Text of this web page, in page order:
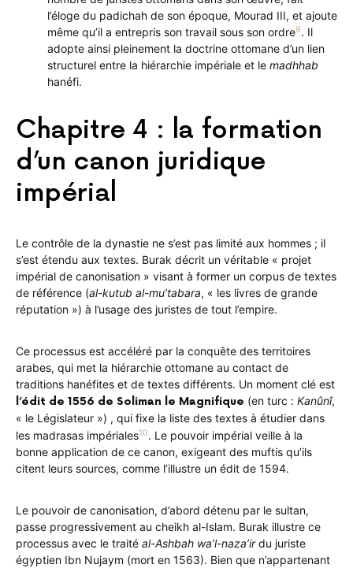
l’éloge du padichah de son époque, Mourad III, et ajoute
même qu’il a entrepris son travail sous son ordre9. Il
adopte ainsi pleinement la doctrine ottomane d’un lien
structurel entre la hiérarchie impériale et le madhhab
hanéfi.
Chapitre 4 : la formation
d’un canon juridique
impérial
Le contrôle de la dynastie ne s’est pas limité aux hommes ; il
s’est étendu aux textes. Burak décrit un véritable « projet
impérial de canonisation » visant à former un corpus de textes
de référence (al-kutub al-mu’tabara, « les livres de grande
réputation ») à l’usage des juristes de tout l’empire.
Ce processus est accéléré par la conquête des territoires
arabes, qui met la hiérarchie ottomane au contact de
traditions hanéfites et de textes différents. Un moment clé est
l’édit de 1556 de Soliman le Magnifique (en turc : Kanûnî,
« le Législateur ») , qui fixe la liste des textes à étudier dans
les madrasas impériales10. Le pouvoir impérial veille à la
bonne application de ce canon, exigeant des muftis qu’ils
citent leurs sources, comme l’illustre un édit de 1594.
Le pouvoir de canonisation, d’abord détenu par le sultan,
passe progressivement au cheikh al-Islam. Burak illustre ce
processus avec le traité al-Ashbah wa’l-naza’irdu juriste
égyptien Ibn Nujaym (mort en 1563). Bien que n’appartenant